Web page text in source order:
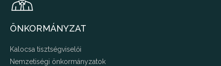
ÖNKORMÁNYZAT
Kalocsa tisztségviselői
Nemzetiségi önkormányzatok